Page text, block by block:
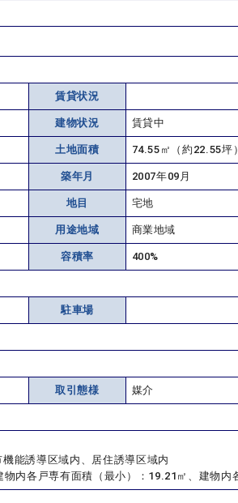
賃貸状況
建物状況 賃貸中
土地面積 74.55㎡（約22.55坪
築年月 2007年09月
地目 宅地
用途地域 商業地域
容積率 400%
駐車場
取引態様 媒介
能誘導区域内、居住誘導区域内
内各戸専有面積（最小）：19.21㎡、建物内